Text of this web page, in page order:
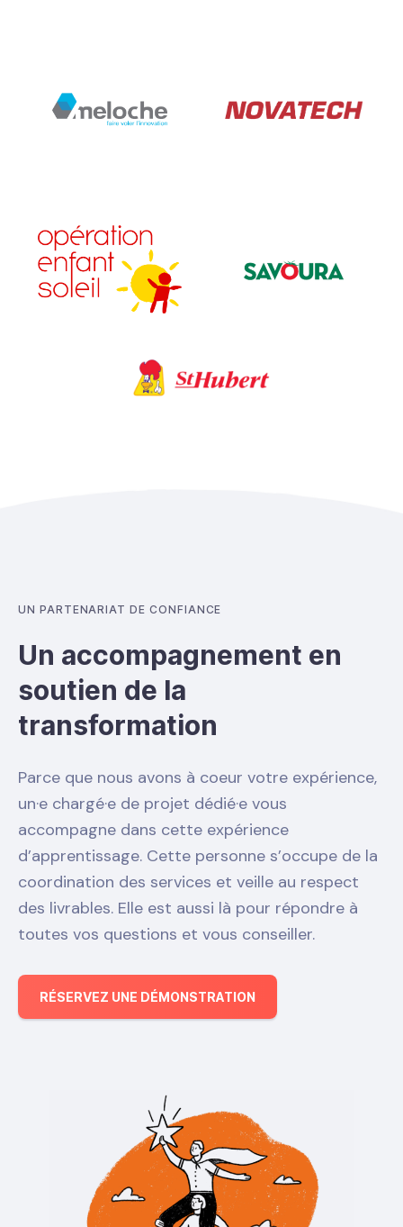
UN PARTENARIAT DE CONFIANCE
Un accompagnement en
soutien de la
transformation
Parce que nous avons à coeur votre expérience,
un·e chargé·e de projet dédié·e vous
accompagne dans cette expérience
d’apprentissage. Cette personne s’occupe de la
coordination des services et veille au respect
des livrables. Elle est aussi là pour répondre à
toutes vos questions et vous conseiller.
RÉSERVEZ UNE DÉMONSTRATION